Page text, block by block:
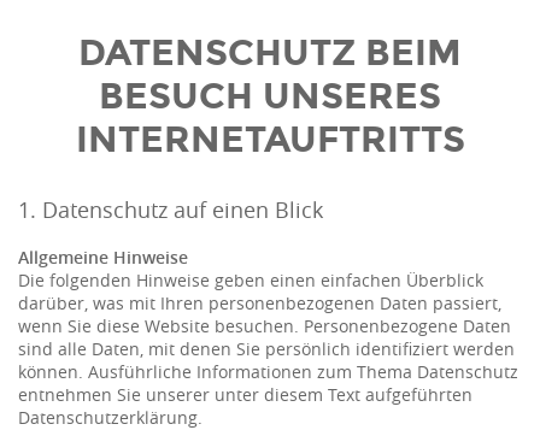
DATENSCHUTZ BEIM
BESUCH UNSERES
INTERNETAUFTRITTS
1. Datenschutz auf einen Blick
Allgemeine Hinweise
Die folgenden Hinweise geben einen einfachen Überblick
darüber, was mit Ihren personenbezogenen Daten passiert,
wenn Sie diese Website besuchen. Personenbezogene Daten
sind alle Daten, mit denen Sie persönlich identifiziert werden
können. Ausführliche Informationen zum Thema Datenschutz
entnehmen Sie unserer unter diesem Text aufgeführten
Datenschutzerklärung.